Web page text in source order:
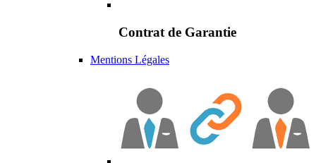
Contrat de Garantie
Mentions Légales